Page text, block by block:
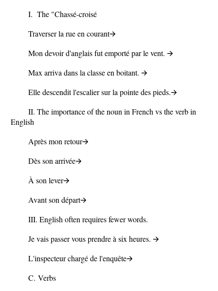
I. The "Chassé-croisé
Traverser la rue en courant🡪
Mon devoir d'anglais fut emporté par le vent. 🡪
Max arriva dans la classe en boitant. 🡪
Elle descendit l'escalier sur la pointe des pieds.🡪
II. The importance of the noun in French vs the verb in
English
Après mon retour🡪
Dès son arrivée🡪
À son lever🡪
Avant son départ🡪
III. English often requires fewer words.
Je vais passer vous prendre à six heures. 🡪
L'inspecteur chargé de l'enquête🡪
C. Verbs